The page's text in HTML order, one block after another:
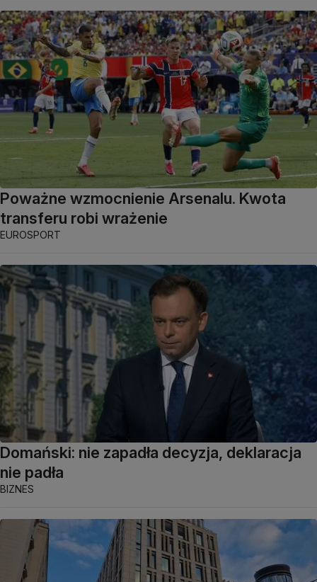
Poważne wzmocnienie Arsenalu. Kwota
transferu robi wrażenie
EUROSPORT
Domański: nie zapadła decyzja, deklaracja
nie padła
BIZNES